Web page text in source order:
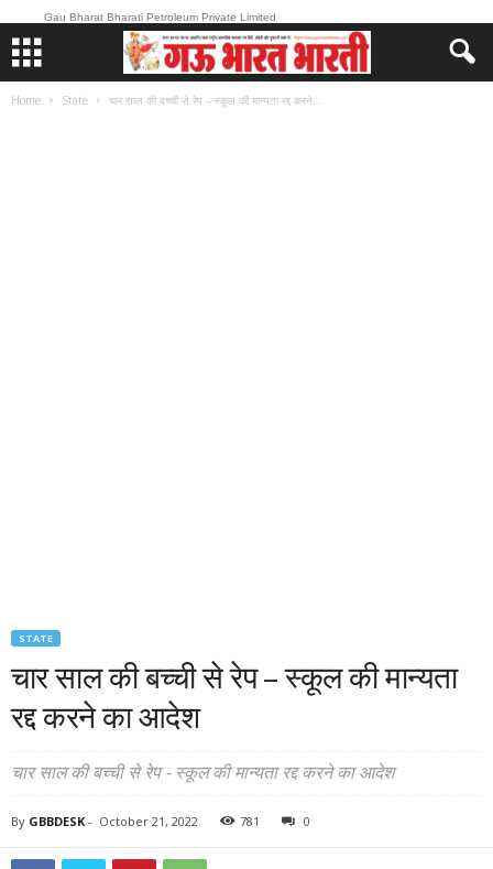
Gau Bharat Bharati Petroleum Private Limited
Home State चार साल की बच्ची से रेप – स्कूल की मान्यता रद्द करने...
STATE
चार साल की बच्ची से रेप – स्कूल की मान्यता
रद्द करने का आदेश
चार साल की बच्ची से रेप - स्कूल की मान्यता रद्द करने का आदेश
By GBBDESK - October 21, 2022 781 0